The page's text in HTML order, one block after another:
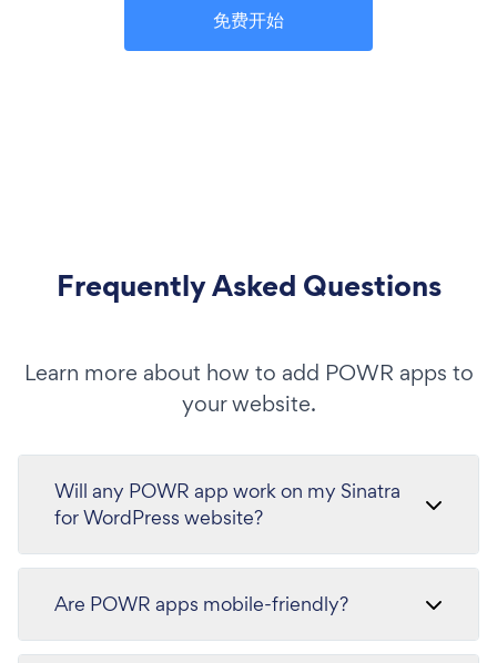
免费开始
Frequently Asked Questions
Learn more about how to add POWR apps to
your website.
Will any POWR app work on my Sinatra
for WordPress website?
Are POWR apps mobile-friendly?